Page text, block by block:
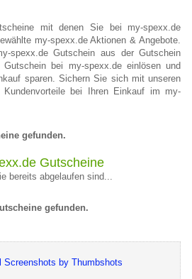
mit denen Sie bei my-spexx.de
my-spexx.de Aktionen & Angebote.
spexx.de Gutschein aus der Gutschein
Gutschein bei my-spexx.de einlösen und
sparen. Sichern Sie sich mit unseren
Kundenvorteile bei Ihren Einkauf im my-
gefunden.
Gutscheine
bereits abgelaufen sind...
gefunden.